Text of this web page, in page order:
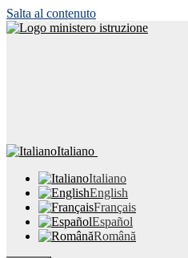
Salta al contenuto
Italiano
Italiano
English
Français
Español
Română